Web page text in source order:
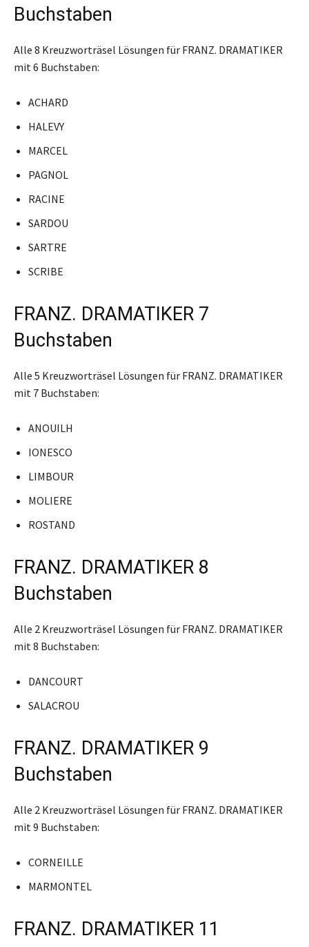
Buchstaben
Alle 8 Kreuzworträsel Lösungen für FRANZ. DRAMATIKER
mit 6 Buchstaben:
ACHARD
HALEVY
MARCEL
PAGNOL
RACINE
SARDOU
SARTRE
SCRIBE
FRANZ. DRAMATIKER 7
Buchstaben
Alle 5 Kreuzworträsel Lösungen für FRANZ. DRAMATIKER
mit 7 Buchstaben:
ANOUILH
IONESCO
LIMBOUR
MOLIERE
ROSTAND
FRANZ. DRAMATIKER 8
Buchstaben
Alle 2 Kreuzworträsel Lösungen für FRANZ. DRAMATIKER
mit 8 Buchstaben:
DANCOURT
SALACROU
FRANZ. DRAMATIKER 9
Buchstaben
Alle 2 Kreuzworträsel Lösungen für FRANZ. DRAMATIKER
mit 9 Buchstaben:
CORNEILLE
MARMONTEL
FRANZ. DRAMATIKER 11